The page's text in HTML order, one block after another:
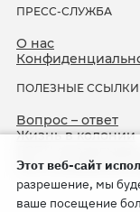
ПРЕСС-СЛУЖБА
О нас
ПОЛЕЗНЫЕ ССЫЛКИ
Вопрос – ответ
Жизнь в колонии
75-я годовщина
Этот веб-сайт
разрешение, мы
ваше посещение